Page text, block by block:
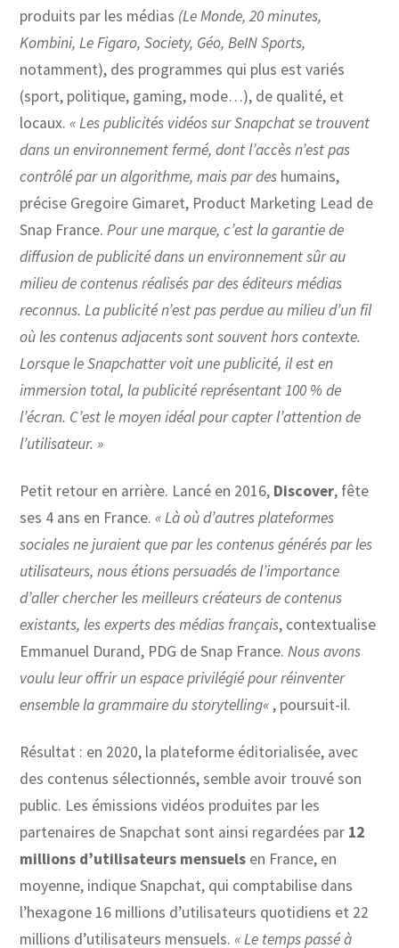
produits par les médias (Le Monde, 20 minutes,
Kombini, Le Figaro, Society, Géo, BeIN Sports,
notamment), des programmes qui plus est variés
(sport, politique, gaming, mode…), de qualité, et
locaux.« Les publicités vidéos sur Snapchat se trouvent
dans un environnement fermé, dont l’accès n’est pas
contrôlé par un algorithme, mais par des humains,
précise Gregoire Gimaret, Product Marketing Lead de
Snap France.Pour une marque, c’est la garantie de
diffusion de publicité dans un environnement sûr au
milieu de contenus réalisés par des éditeurs médias
reconnus. La publicité n’est pas perdue au milieu d’un fil
où les contenus adjacents sont souvent hors contexte.
Lorsque le Snapchatter voit une publicité, il est en
immersion total, la publicité représentant 100 % de
l’écran. C’est le moyen idéal pour capter l’attention de
l’utilisateur. »
Petit retour en arrière. Lancé en 2016, Discover, fête
ses 4 ans en France.«Là où d’autres plateformes
sociales ne juraient que par les contenus générés par les
utilisateurs, nous étions persuadés de l’importance
d’aller chercher les meilleurs créateurs de contenus
existants, les experts des médias français, contextualise
Emmanuel Durand, PDG de Snap France.Nous avons
voulu leur offrir un espace privilégié pour réinventer
ensemble la grammaire du storytelling« , poursuit-il.
Résultat : en 2020, la plateforme éditorialisée, avec
des contenus sélectionnés, semble avoir trouvé son
public. Les émissions vidéos produites par les
partenaires de Snapchat sont ainsi regardées par 12
millions d’utilisateurs mensuels en France, en
moyenne, indique Snapchat, qui comptabilise dans
l’hexagone 16 millions d’utilisateurs quotidiens et 22
millions d’utilisateurs mensuels.« Le temps passé à